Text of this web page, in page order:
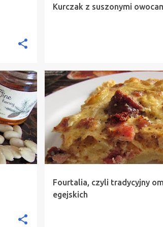
Kurczak z suszonymi
+3
Fourtalia, czyli tradycyjny
egejskich
CUKINIA DANIE GŁÓWNE
TRADYCYJNE PRZEPISY Z MIĘSEM